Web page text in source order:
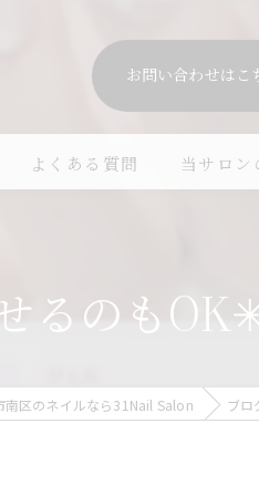
お問い合わせはこ
よくある質問 当サロン
プライベ
るのも
南区のネイルなら31Nail Salon ブロ